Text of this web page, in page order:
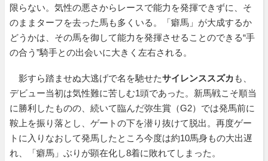
限らない。気性の悪さからレースで能力を発揮できずに、そ
のままターフを去った馬も多くいる。「癖馬」が大成するか
どうかは、その馬を御して能力を発揮させることのできる“手
の合う”騎手との出会いに大きく左右される。
影すら踏ませぬ大逃げで名を馳せたサイレンススズカ も、
デビュー当初は気性難に苦しむ1頭であった。新馬戦こそ順当
に勝利したものの、続いて臨んだ弥生賞（G2）では発馬前に
鞍上を振り落とし、ゲートの下を潜り抜けて脱出。再度ゲー
トに入りなおして発馬したところ今度は約10馬身もの大出遅
れ、「癖馬」ぶりが顕在化し8着に敗れてしまった。